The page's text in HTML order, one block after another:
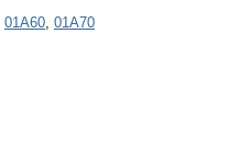
01A60, 01A70